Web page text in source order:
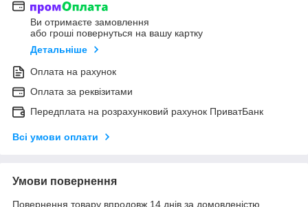
Ви отримаєте замовлення
або гроші повернуться на вашу картку
Детальніше
Оплата на рахунок
Оплата за реквізитами
Передплата на розрахунковий рахунок ПриватБанк
Всі умови оплати
Умови повернення
Повернення товару впродовж 14 днів за домовленістю